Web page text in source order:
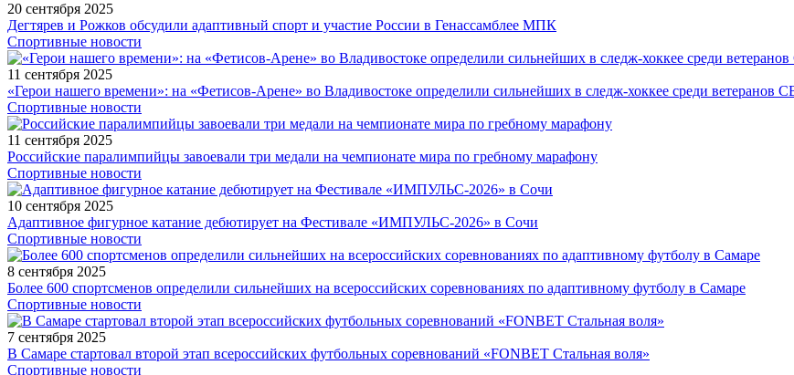
20 сентября 2025
Дегтярев и Рожков обсудили адаптивный спорт и участие России в Генассамблее МПК
Спортивные новости
11 сентября 2025
«Герои нашего времени»: на «Фетисов-Арене» во Владивостоке определили сильнейших в следж-хоккее среди ветеранов
Спортивные новости
11 сентября 2025
Российские паралимпийцы завоевали три медали на чемпионате мира по гребному марафону
Спортивные новости
10 сентября 2025
Адаптивное фигурное катание дебютирует на Фестивале «ИМПУЛЬС-2026» в Сочи
Спортивные новости
8 сентября 2025
Более 600 спортсменов определили сильнейших на всероссийских соревнованиях по адаптивному футболу в Самаре
Спортивные новости
7 сентября 2025
В Самаре стартовал второй этап всероссийских футбольных соревнований «FONBET Стальная воля»
Спортивные новости